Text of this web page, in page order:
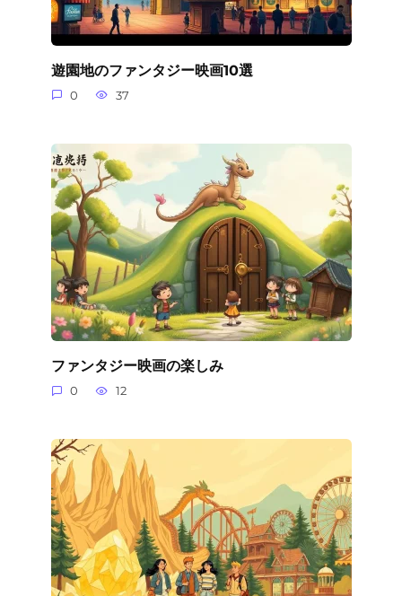
遊園地のファンタジー映画10選
0 37
ファンタジー映画の楽しみ
0 12